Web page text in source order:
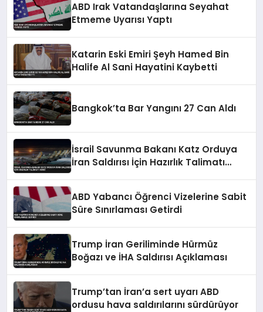
ABD Irak Vatandaşlarına Seyahat
Etmeme Uyarısı Yaptı
Katarin Eski Emiri Şeyh Hamed Bin
Halife Al Sani Hayatini Kaybetti
Bangkok’ta Bar Yangını 27 Can Aldı
İsrail Savunma Bakanı Katz Orduya
İran Saldırısı İçin Hazırlık Talimatı
ABD Yabancı Öğrenci Vizelerine Sabit
Süre Sınırlaması Getirdi
Trump İran Geriliminde Hürmüz
Boğazı ve İHA Saldırısı Açıklaması
Trump’tan İran’a sert uyarı ABD
ordusu hava saldırılarını sürdürüyor